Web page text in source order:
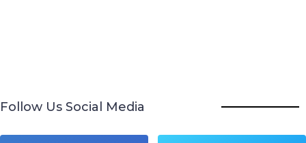
Follow Us Social Media